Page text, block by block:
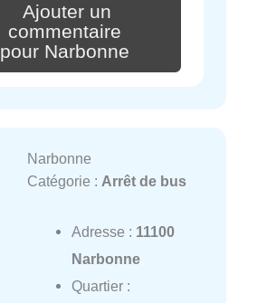
Ajouter un
commentaire
pour Narbonne
Narbonne
Catégorie : Arrêt de bus
Adresse : 11100
Narbonne
Quartier :